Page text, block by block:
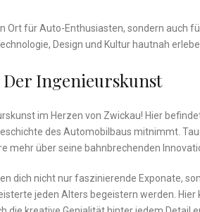
Ort ⁢für Auto-Enthusiasten, sondern ⁢auch
Design und ⁤Kultur hautnah
Der Ingenieurskunst
im Herzen von Zwickau! Hier
des ‍Automobilbaus mitnimmt.
mehr⁢ über seine bahnbrechenden
dich nicht nur faszinierende Exponate,
jeden Alters begeistern werden.